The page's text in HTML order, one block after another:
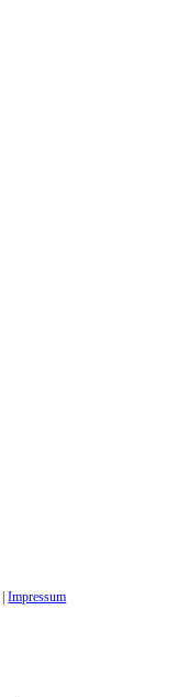
|Impressum